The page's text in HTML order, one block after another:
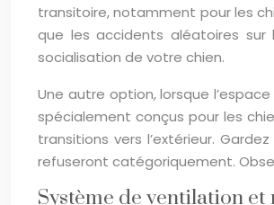
transitoire, notamment pour les
que les accidents aléatoires sur
socialisation de votre chien.
Une autre option, lorsque
spécialement conçus pour les
transitions vers l’extérieur.
refuseront catégoriquement.
Système de ventilation